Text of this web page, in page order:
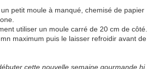
petit moule à manqué, chemisé de papier
utiliser un moule carré de 20 cm de côté.
maximum puis le laisser refroidir avant de
cette nouvelle semaine gourmande hi,